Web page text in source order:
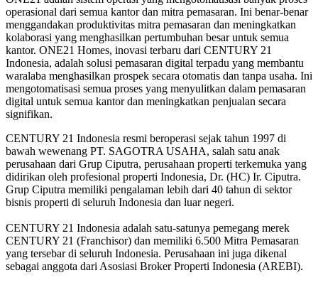
operasional dari semua kantor dan mitra pemasaran. Ini benar-benar
menggandakan produktivitas mitra pemasaran dan meningkatkan
kolaborasi yang menghasilkan pertumbuhan besar untuk semua
kantor. ONE21 Homes, inovasi terbaru dari CENTURY 21
Indonesia, adalah solusi pemasaran digital terpadu yang membantu
waralaba menghasilkan prospek secara otomatis dan tanpa usaha. Ini
mengotomatisasi semua proses yang menyulitkan dalam pemasaran
digital untuk semua kantor dan meningkatkan penjualan secara
signifikan.
CENTURY 21 Indonesia resmi beroperasi sejak tahun 1997 di
bawah wewenang PT. SAGOTRA USAHA, salah satu anak
perusahaan dari Grup Ciputra, perusahaan properti terkemuka yang
didirikan oleh profesional properti Indonesia, Dr. (HC) Ir. Ciputra.
Grup Ciputra memiliki pengalaman lebih dari 40 tahun di sektor
bisnis properti di seluruh Indonesia dan luar negeri.
CENTURY 21 Indonesia adalah satu-satunya pemegang merek
CENTURY 21 (Franchisor) dan memiliki 6.500 Mitra Pemasaran
yang tersebar di seluruh Indonesia. Perusahaan ini juga dikenal
sebagai anggota dari Asosiasi Broker Properti Indonesia (AREBI).